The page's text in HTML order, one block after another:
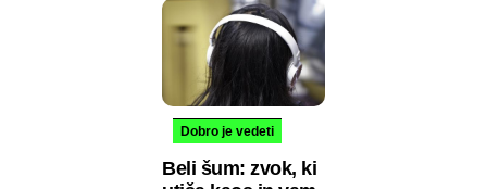
Dobro je vedeti
Beli šum: zvok, ki